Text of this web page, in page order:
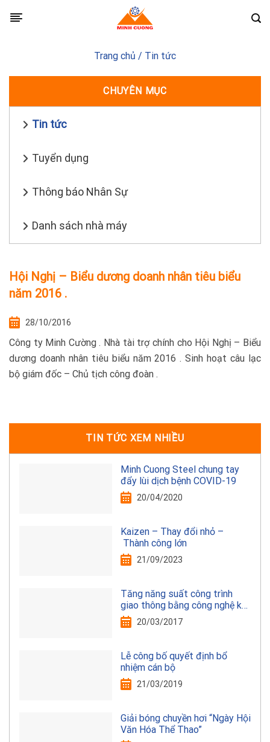
Trang chủ / Tin tức
CHUYÊN MỤC
Tin tức
Tuyển dụng
Thông báo Nhân Sự
Danh sách nhà máy
TIN TỨC XEM NHIỀU
Minh Cuong Steel chung tay
đẩy lùi dịch bệnh COVID-19
20/04/2020
Kaizen – Thay đổi nhỏ –
Thành công lớn
21/09/2023
Tăng năng suất công trình
giao thông bằng công nghệ kết
cấu thép
20/03/2017
Lễ công bố quyết định bổ
nhiệm cán bộ
21/03/2019
Giải bóng chuyền hơi “Ngày Hội
Văn Hóa Thể Thao”
Hội Nghị – Biểu dương doanh nhân tiêu biểu
năm 2016 .
28/10/2016
Công ty Minh Cường . Nhà tài trợ chính cho Hội Nghị – Biểu
dương doanh nhân tiêu biểu năm 2016 . Sinh hoạt câu lạc
bộ giám đốc – Chủ tịch công đoàn .